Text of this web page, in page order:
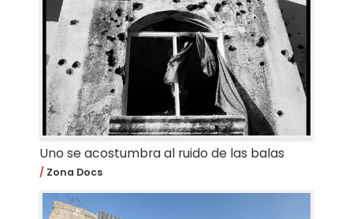
Uno se acostumbra al ruido de las balas
Zona Docs